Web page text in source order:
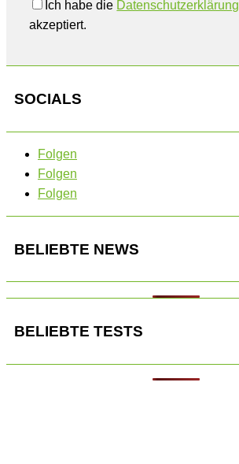
Ich habe die Datenschutzerklärung
akzeptiert.
SOCIALS
Folgen
Folgen
Folgen
BELIEBTE NEWS
BELIEBTE TESTS